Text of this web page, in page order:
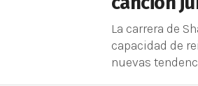
La carrera de
capacidad de
nuevas